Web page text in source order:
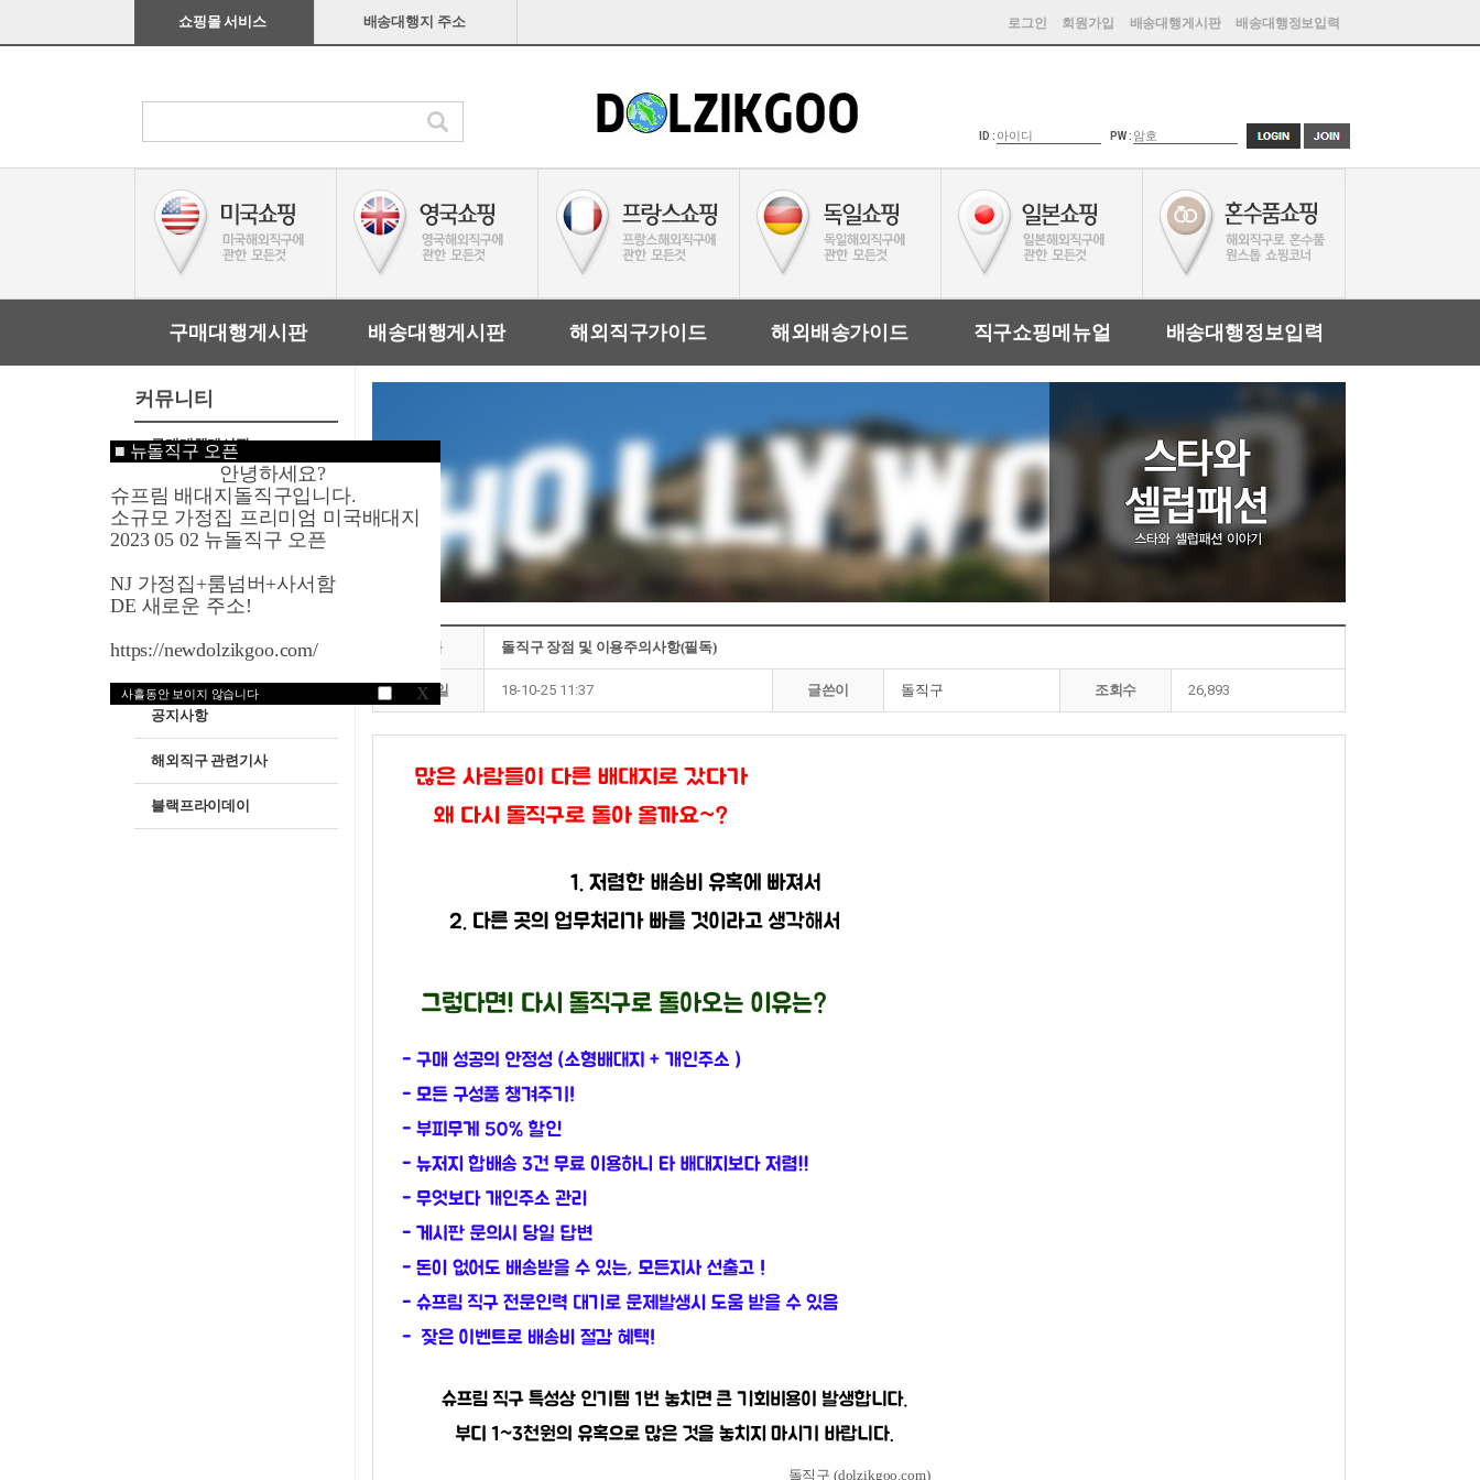
■ 뉴돌직구 오픈
안녕하세요?
슈프림 배대지돌직구입니다.
소규모 가정집 프리미엄 미국배대지
2023 05 02 뉴돌직구 오픈
NJ 가정집+룸넘버+사서함
DE 새로운 주소!
https://newdolzikgoo.com/
사흘동안 보이지 않습니다 X
쇼핑몰 서비스 배송대행지 주소 로그인 회원가입 배송대행게시판 배송대행정보입력
ID : PW :
구매대행게시판 배송대행게시판 해외직구가이드 해외배송가이드 직구쇼핑메뉴얼 배송대행정보입력
커뮤니티
구매대행게시판
배송대행게시판
해외직구쇼핑매뉴얼
세일쿠폰정보
공지사항
해외직구 관련기사
블랙프라이데이
제목 돌직구 장점 및 이용주의사항(필독)
작성일 18-10-25 11:37 글쓴이 돌직구 조회수 26,893
돌직구 (dolzikgoo.com)